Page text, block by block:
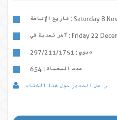
تاريخ الإضافة : Saturday 8
آخر تحديث في : Friday 22
ديوي : 297/211/1751
عدد الصفحات :
راسل المدير حول هذا الكتاب